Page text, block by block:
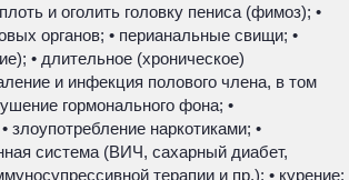
и оголить головку пениса (фимоз); •
органов; • перианальные свищи; •
• длительное (хроническое)
и инфекция полового члена, в том
гормонального фона; •
злоупотребление наркотиками; •
система (ВИЧ, сахарный диабет,
терапии и пр.); • курение;